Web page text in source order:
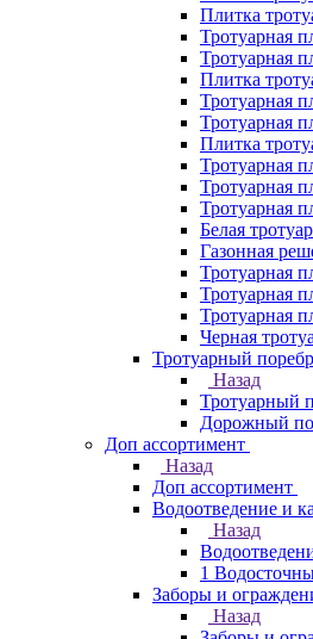
Плитка
Тротуарная
Тротуарная
Плитка
Тротуарная
Тротуарная
Плитка
Тротуарная
Тротуарная
Тротуарная
Белая
Газонная
Тротуарная
Тротуарная
Тротуарная
Черная
Тротуарный
Назад
Тротуарный
Дорожный
Доп ассортимент
Назад
Доп ассортимент
Водоотведение и
Назад
1
Заборы и
Назад